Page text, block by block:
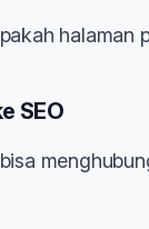
halaman
SEO